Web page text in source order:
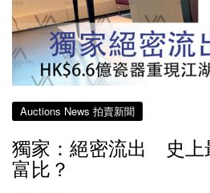
Auctions News 拍賣新聞
獨家：絕密流出 史上
富比？